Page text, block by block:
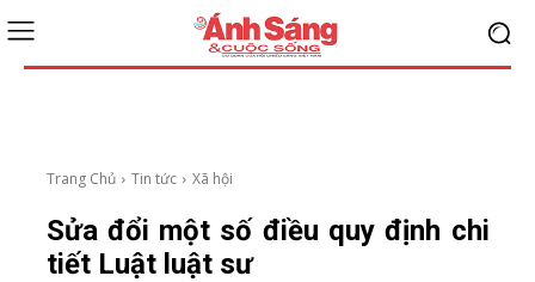
Trang Chủ Tin tức Xã hội
Sửa đổi một số điều quy định chi
tiết Luật luật sư